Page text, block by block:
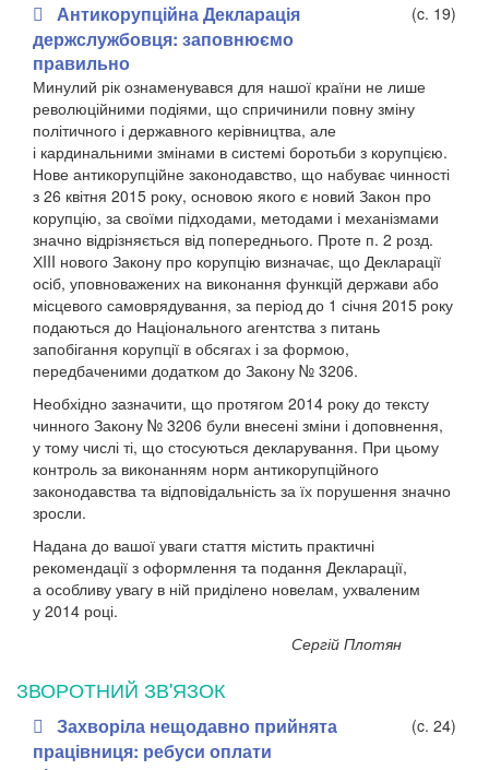
Антикорупційна Декларація
держслужбовця: заповнюємо
правильно
(c. 19)
Минулий рік ознаменувався для нашої країни не лише
революційними подіями, що спричинили повну зміну
політичного і державного керівництва, але
і кардинальними змінами в системі боротьби з корупцією.
Нове антикорупційне законодавство, що набуває чинності
з 26 квітня 2015 року, основою якого є новий Закон про
корупцію, за своїми підходами, методами і механізмами
значно відрізняється від попереднього. Проте п. 2 розд.
ХIII нового Закону про корупцію визначає, що Декларації
осіб, уповноважених на виконання функцій держави або
місцевого самоврядування, за період до 1 січня 2015 року
подаються до Національного агентства з питань
запобігання корупції в обсягах і за формою,
передбаченими додатком до Закону № 3206.
Необхідно зазначити, що протягом 2014 року до тексту
чинного Закону № 3206 були внесені зміни і допов­нення,
у тому числі ті, що стосуються декларування. При цьому
контроль за виконанням норм антикорупційного
законодавства та відповідальність за їх порушення значно
зросли.
Надана до вашої уваги стаття містить практичні
рекомендації з оформлення та подання Декларації,
а особливу увагу в ній приділено новелам, ухваленим
у 2014 році.
Сергій Плотян
ЗВОРОТНИЙ ЗВ'ЯЗОК
Захворіла нещодавно прийнята
працівниця: ребуси оплати
(c. 24)